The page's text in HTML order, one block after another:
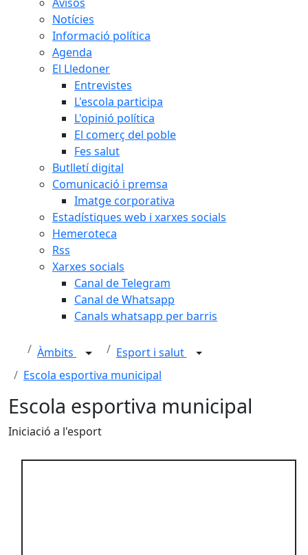
Notícies
Informació política
Agenda
El Lledoner
Entrevistes
L'escola participa
L'opinió política
El comerç del poble
Fes salut
Butlletí digital
Comunicació i premsa
Imatge corporativa
Estadístiques web i xarxes socials
Hemeroteca
Rss
Xarxes socials
Canal de Telegram
Canal de Whatsapp
Canals whatsapp per barris
Àmbits
Esport i salut
Escola esportiva municipal
Escola esportiva municipal
Iniciació a l'esport